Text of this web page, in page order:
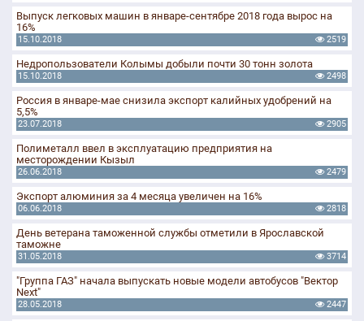
Выпуск легковых машин в январе-сентябре 2018 года вырос на
16%
15.10.2018 2519
Недропользователи Колымы добыли почти 30 тонн золота
15.10.2018 2498
Россия в январе-мае снизила экспорт калийных удобрений на
5,5%
23.07.2018 2905
Полиметалл ввел в эксплуатацию предприятия на
месторождении Кызыл
26.06.2018 2479
Экспорт алюминия за 4 месяца увеличен на 16%
06.06.2018 2818
День ветерана таможенной службы отметили в Ярославской
таможне
31.05.2018 3714
"Группа ГАЗ" начала выпускать новые модели автобусов "Вектор
Next"
28.05.2018 2447